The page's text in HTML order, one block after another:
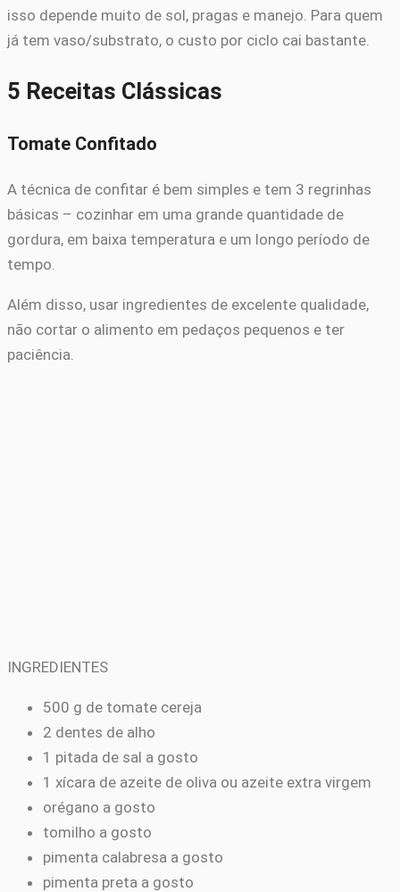
isso depende muito de sol, pragas e manejo. Para quem
já tem vaso/substrato, o custo por ciclo cai bastante.
5 Receitas Clássicas
Tomate Confitado
A técnica de confitar é bem simples e tem 3 regrinhas
básicas – cozinhar em uma grande quantidade de
gordura, em baixa temperatura e um longo período de
tempo.
Além disso, usar ingredientes de excelente qualidade,
não cortar o alimento em pedaços pequenos e ter
paciência.
INGREDIENTES
500 g de tomate cereja
2 dentes de alho
1 pitada de sal a gosto
1 xícara de azeite de oliva ou azeite extra virgem
orégano a gosto
tomilho a gosto
pimenta calabresa a gosto
pimenta preta a gosto